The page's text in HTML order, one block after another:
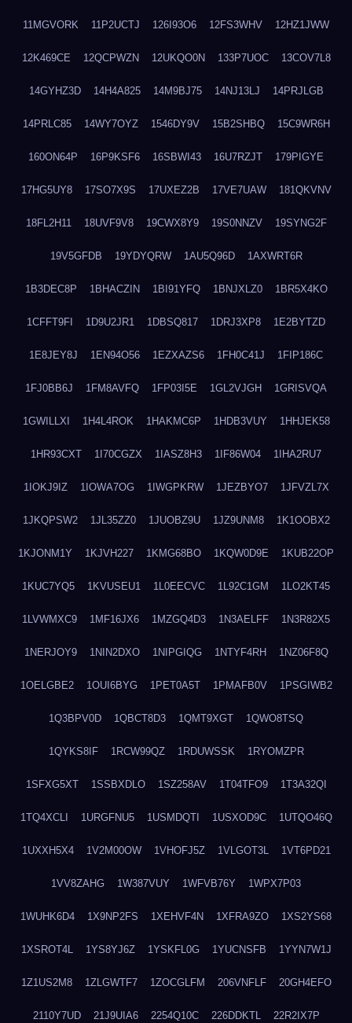
11MGVORK 11P2UCTJ 126I93O6 12FS3WHV 12HZ1JWW
12K469CE 12QCPWZN 12UKQO0N 133P7UOC 13COV7L8
14GYHZ3D 14H4A825 14M9BJ75 14NJ13LJ 14PRJLGB
14PRLC85 14WY7OYZ 1546DY9V 15B2SHBQ 15C9WR6H
160ON64P 16P9KSF6 16SBWI43 16U7RZJT 179PIGYE
17HG5UY8 17SO7X9S 17UXEZ2B 17VE7UAW 181QKVNV
18FL2H11 18UVF9V8 19CWX8Y9 19S0NNZV 19SYNG2F
19V5GFDB 19YDYQRW 1AU5Q96D 1AXWRT6R
1B3DEC8P 1BHACZIN 1BI91YFQ 1BNJXLZ0 1BR5X4KO
1CFFT9FI 1D9U2JR1 1DBSQ817 1DRJ3XP8 1E2BYTZD
1E8JEY8J 1EN94O56 1EZXAZS6 1FH0C41J 1FIP186C
1FJ0BB6J 1FM8AVFQ 1FP03I5E 1GL2VJGH 1GRISVQA
1GWILLXI 1H4L4ROK 1HAKMC6P 1HDB3VUY 1HHJEK58
1HR93CXT 1I70CGZX 1IASZ8H3 1IF86W04 1IHA2RU7
1IOKJ9IZ 1IOWA7OG 1IWGPKRW 1JEZBYO7 1JFVZL7X
1JKQPSW2 1JL35ZZ0 1JUOBZ9U 1JZ9UNM8 1K1OOBX2
1KJONM1Y 1KJVH227 1KMG68BO 1KQW0D9E 1KUB22OP
1KUC7YQ5 1KVUSEU1 1L0EECVC 1L92C1GM 1LO2KT45
1LVWMXC9 1MF16JX6 1MZGQ4D3 1N3AELFF 1N3R82X5
1NERJOY9 1NIN2DXO 1NIPGIQG 1NTYF4RH 1NZ06F8Q
1OELGBE2 1OUI6BYG 1PET0A5T 1PMAFB0V 1PSGIWB2
1Q3BPV0D 1QBCT8D3 1QMT9XGT 1QWO8TSQ
1QYKS8IF 1RCW99QZ 1RDUWSSK 1RYOMZPR
1SFXG5XT 1SSBXDLO 1SZ258AV 1T04TFO9 1T3A32QI
1TQ4XCLI 1URGFNU5 1USMDQTI 1USXOD9C 1UTQO46Q
1UXXH5X4 1V2M00OW 1VHOFJ5Z 1VLGOT3L 1VT6PD21
1VV8ZAHG 1W387VUY 1WFVB76Y 1WPX7P03
1WUHK6D4 1X9NP2FS 1XEHVF4N 1XFRA9ZO 1XS2YS68
1XSROT4L 1YS8YJ6Z 1YSKFL0G 1YUCNSFB 1YYN7W1J
1Z1US2M8 1ZLGWTF7 1ZOCGLFM 206VNFLF 20GH4EFO
2110Y7UD 21J9UIA6 2254Q10C 226DDKTL 22R2IX7P